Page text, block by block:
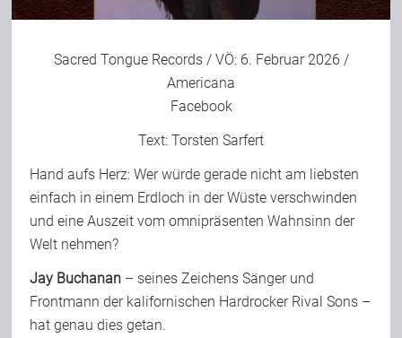
Sacred Tongue Records/ VÖ: 6. Februar 2026 /
Americana
Facebook
Text: Torsten Sarfert
Hand aufs Herz: Wer würde gerade nicht am liebsten
einfach in einem Erdloch in der Wüste verschwinden
und eine Auszeit vom omnipräsenten Wahnsinn der
Welt nehmen?
Jay Buchanan – seines Zeichens Sänger und
Frontmann der kalifornischen Hardrocker Rival Sons –
hat genau dies getan.